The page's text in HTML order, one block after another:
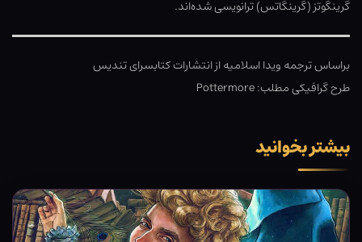
گرینگوتز (گرینگاتس) ترانویسی شده‌اند.
براساس ترجمه ویدا اسلامیه از انتشارات کتابسرای تندیس
طرح گرافیکی مطلب: Pottermore
بیشتر بخوانید